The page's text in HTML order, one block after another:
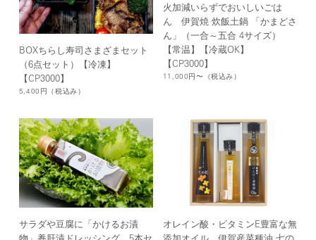
BOXちらし寿司さまざまセット
（6点セット）【冷凍】
【CP3000】
5,400円 （税込み）
火加減いらずでおいしいごは
ん 伊賀焼 炊飯土鍋 「かまどさ
ん」（一合～五合 4サイズ）
【常温】【冷蔵OK】
【CP3000】
11,000円〜 （税込み）
サラダや豆腐に「かけるお漬
オレイン酸・ビタミンE豊富な無